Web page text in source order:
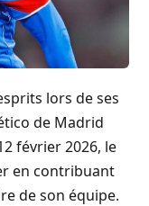
lors de ses
de Madrid
février 2026, le
en contribuant
de son équipe.